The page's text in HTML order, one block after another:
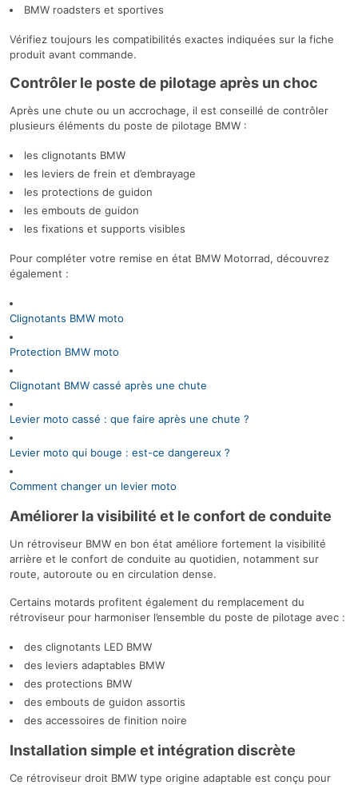
BMW roadsters et sportives
Vérifiez toujours les compatibilités exactes indiquées sur la fiche
produit avant commande.
Contrôler le poste de pilotage après un choc
Après une chute ou un accrochage, il est conseillé de contrôler
plusieurs éléments du poste de pilotage BMW :
les clignotants BMW
les leviers de frein et d’embrayage
les protections de guidon
les embouts de guidon
les fixations et supports visibles
Pour compléter votre remise en état BMW Motorrad, découvrez
également :
Clignotants BMW moto
Protection BMW moto
Clignotant BMW cassé après une chute
Levier moto cassé : que faire après une chute ?
Levier moto qui bouge : est-ce dangereux ?
Comment changer un levier moto
Améliorer la visibilité et le confort de conduite
Un rétroviseur BMW en bon état améliore fortement la visibilité
arrière et le confort de conduite au quotidien, notamment sur
route, autoroute ou en circulation dense.
Certains motards profitent également du remplacement du
rétroviseur pour harmoniser l’ensemble du poste de pilotage avec :
des clignotants LED BMW
des leviers adaptables BMW
des protections BMW
des embouts de guidon assortis
des accessoires de finition noire
Installation simple et intégration discrète
Ce rétroviseur droit BMW type origine adaptable est conçu pour